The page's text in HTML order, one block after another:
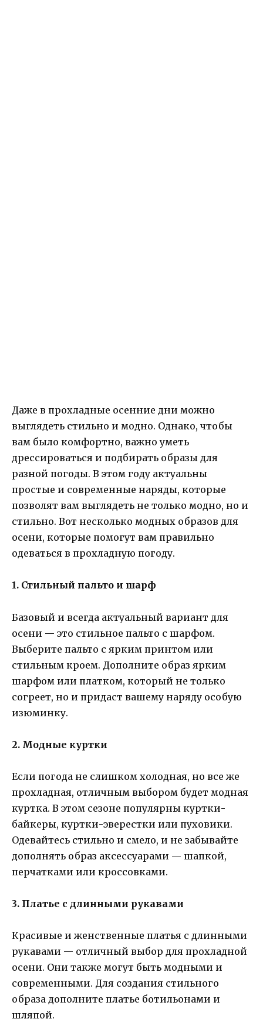
Даже в прохладные осенние дни можно
выглядеть стильно и модно. Однако, чтобы
вам было комфортно, важно уметь
дрессироваться и подбирать образы для
разной погоды. В этом году актуальны
простые и современные наряды, которые
позволят вам выглядеть не только модно, но и
стильно. Вот несколько модных образов для
осени, которые помогут вам правильно
одеваться в прохладную погоду.
1. Стильный пальто и шарф
Базовый и всегда актуальный вариант для
осени — это стильное пальто с шарфом.
Выберите пальто с ярким принтом или
стильным кроем. Дополните образ ярким
шарфом или платком, который не только
согреет, но и придаст вашему наряду особую
изюминку.
2. Модные куртки
Если погода не слишком холодная, но все же
прохладная, отличным выбором будет модная
куртка. В этом сезоне популярны куртки-
байкеры, куртки-эверестки или пуховики.
Одевайтесь стильно и смело, и не забывайте
дополнять образ аксессуарами — шапкой,
перчатками или кроссовками.
3. Платье с длинными рукавами
Красивые и женственные платья с длинными
рукавами — отличный выбор для прохладной
осени. Они также могут быть модными и
современными. Для создания стильного
образа дополните платье ботильонами и
шляпой.